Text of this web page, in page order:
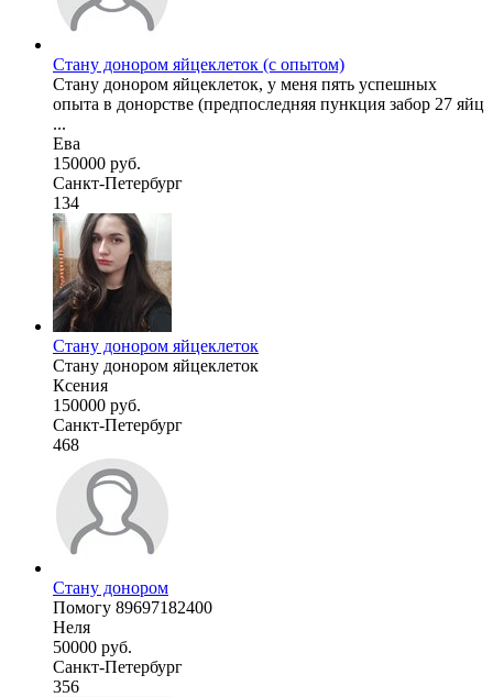
Стану донором яйцеклеток (с опытом)
Стану донором яйцеклеток, у меня пять успешных
опыта в донорстве (предпоследняя пункция забор 27 яйц
...
Ева
150000 руб.
Санкт-Петербург
134
Стану донором яйцеклеток
Стану донором яйцеклеток
Ксения
150000 руб.
Санкт-Петербург
468
Стану донором
Помогу 89697182400
Неля
50000 руб.
Санкт-Петербург
356